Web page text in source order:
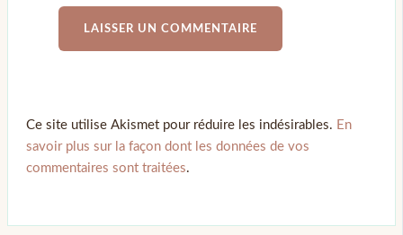
Ce site utilise Akismet pour réduire les indésirables. En
savoir plus sur la façon dont les données de vos
commentaires sont traitées.